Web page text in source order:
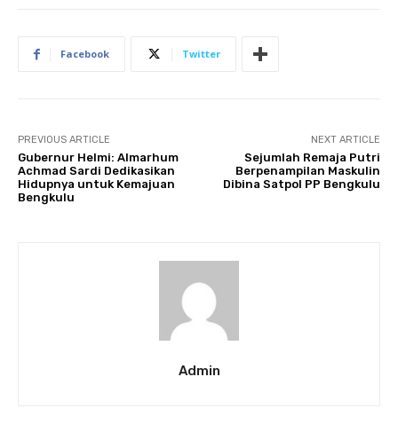
Facebook Twitter
PREVIOUS ARTICLE
Gubernur Helmi: Almarhum
Achmad Sardi Dedikasikan
Hidupnya untuk Kemajuan
Bengkulu
NEXT ARTICLE
Sejumlah Remaja Putri
Berpenampilan Maskulin
Dibina Satpol PP Bengkulu
Admin